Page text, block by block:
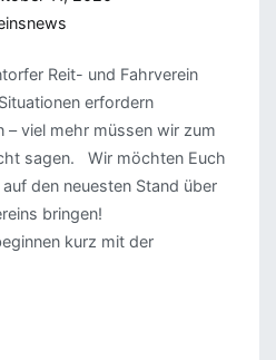
Reit- und Fahrverein
erfordern
– viel mehr müssen wir zum
sagen. Wir möchten Euch
den neuesten Stand über
bringen!
kurz mit der